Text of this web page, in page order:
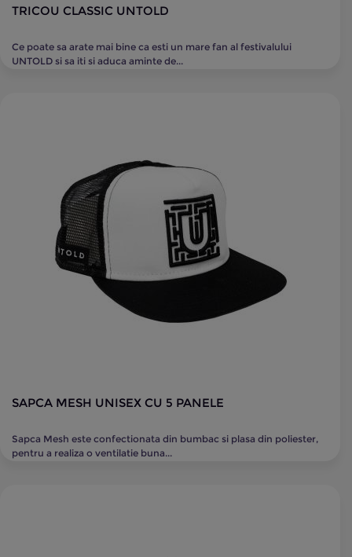
TRICOU CLASSIC UNTOLD
Ce poate sa arate mai bine ca esti un mare fan al festivalului
UNTOLD si sa iti si aduca aminte de...
SAPCA MESH UNISEX CU 5 PANELE
Sapca Mesh este confectionata din bumbac si plasa din poliester,
pentru a realiza o ventilatie buna...